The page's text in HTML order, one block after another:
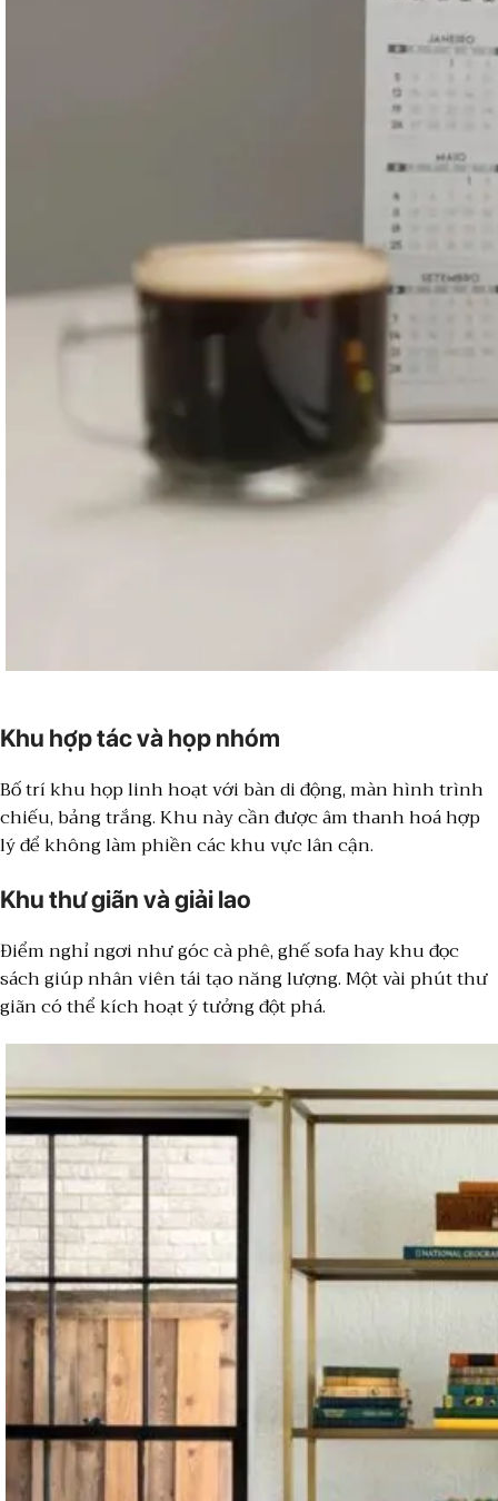
Khu hợp tác và họp nhóm
Bố trí khu họp linh hoạt với bàn di động, màn hình trình
chiếu, bảng trắng. Khu này cần được âm thanh hoá hợp
lý để không làm phiền các khu vực lân cận.
Khu thư giãn và giải lao
Điểm nghỉ ngơi như góc cà phê, ghế sofa hay khu đọc
sách giúp nhân viên tái tạo năng lượng. Một vài phút thư
giãn có thể kích hoạt ý tưởng đột phá.